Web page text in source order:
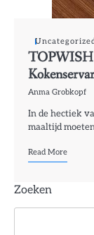
TOPWISH
Anma Grobkopf
In de hectiek
maaltijd
Read More
Zoeken